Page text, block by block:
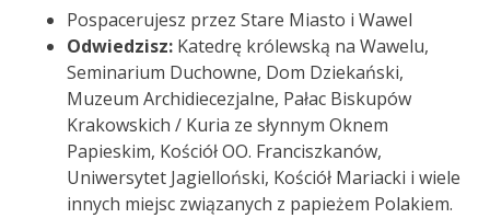
Pospacerujesz przez Stare Miasto i Wawel
Odwiedzisz: Katedrę królewską na Wawelu,
Seminarium Duchowne, Dom Dziekański,
Muzeum Archidiecezjalne, Pałac Biskupów
Krakowskich / Kuria ze słynnym Oknem
Papieskim, Kościół OO. Franciszkanów,
Uniwersytet Jagielloński, Kościół Mariacki i wiele
innych miejsc związanych z papieżem Polakiem.